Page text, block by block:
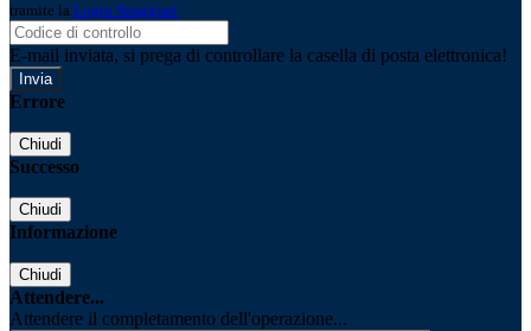
tramite la Login Spaggiari
E-mail inviata, si prega di controllare la casella di posta elettronica!
Errore
Chiudi
Successo
Chiudi
Informazione
Chiudi
Attendere...
Attendere il completamento dell'operazione...